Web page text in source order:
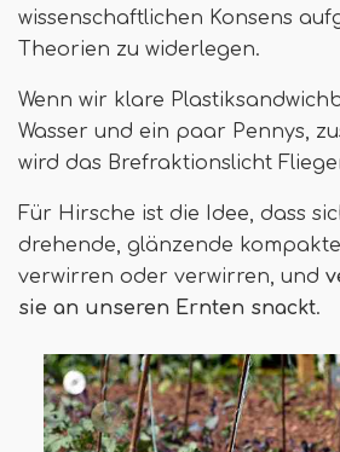
wissenschaftlichen Konsens
Theorien zu widerlegen.
Wenn wir klare
Wasser und ein paar Pennys,
wird das Brefraktionslicht
Für Hirsche ist die Idee, dass
drehende, glänzende
verwirren oder verwirren, und
sie an unseren Ernten snackt.